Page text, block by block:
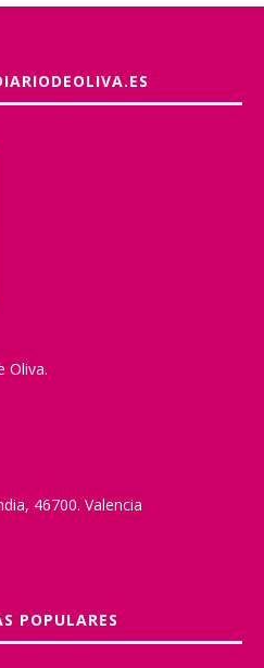
Oliva.
46700. Valencia
POPULARES